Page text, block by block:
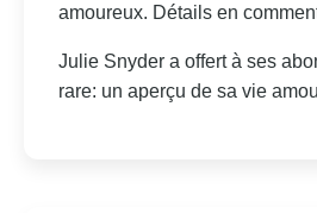
amoureux. Détails en
Julie Snyder a offert à ses
rare: un aperçu de sa vie